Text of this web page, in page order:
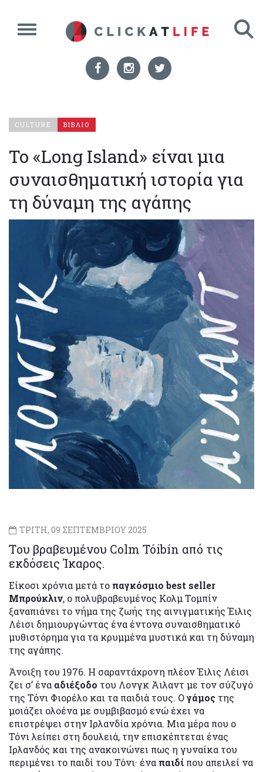
CULTURE ΒΙΒΛΙΟ
To «Long Island» είναι μια
συναισθηματική ιστορία για
τη δύναμη της αγάπης
ΤΡΙΤΗ, 09 ΣΕΠΤΕΜΒΡΙΟΥ 2025
Tου βραβευμένου Colm Tóibín από τις
εκδόσεις Ίκαρος.
Είκοσι χρόνια μετά το παγκόσμιο best seller
Μπρούκλιν, ο πολυβραβευμένος Κολμ Τομπίν
ξαναπιάνει το νήμα της ζωής της αινιγματικής Έιλις
Λέισι δημιουργώντας ένα έντονα συναισθηματικό
μυθιστόρημα για τα κρυμμένα μυστικά και τη δύναμη
της αγάπης.
Άνοιξη του 1976. Η σαραντάχρονη πλέον Έιλις Λέισι
ζει σ’ ένα αδιέξοδο του Λονγκ Άιλαντ με τον σύζυγό
της Τόνι Φιορέλο και τα παιδιά τους. Ογάμος της
μοιάζει ολοένα με συμβιβασμό ενώ έχει να
επιστρέψει στην Ιρλανδία χρόνια. Μια μέρα που ο
Τόνι λείπει στη δουλειά, την επισκέπτεται ένας
Ιρλανδός και της ανακοινώνει πως η γυναίκα του
περιμένει το παιδί του Τόνι· ένα παιδί που απειλεί να